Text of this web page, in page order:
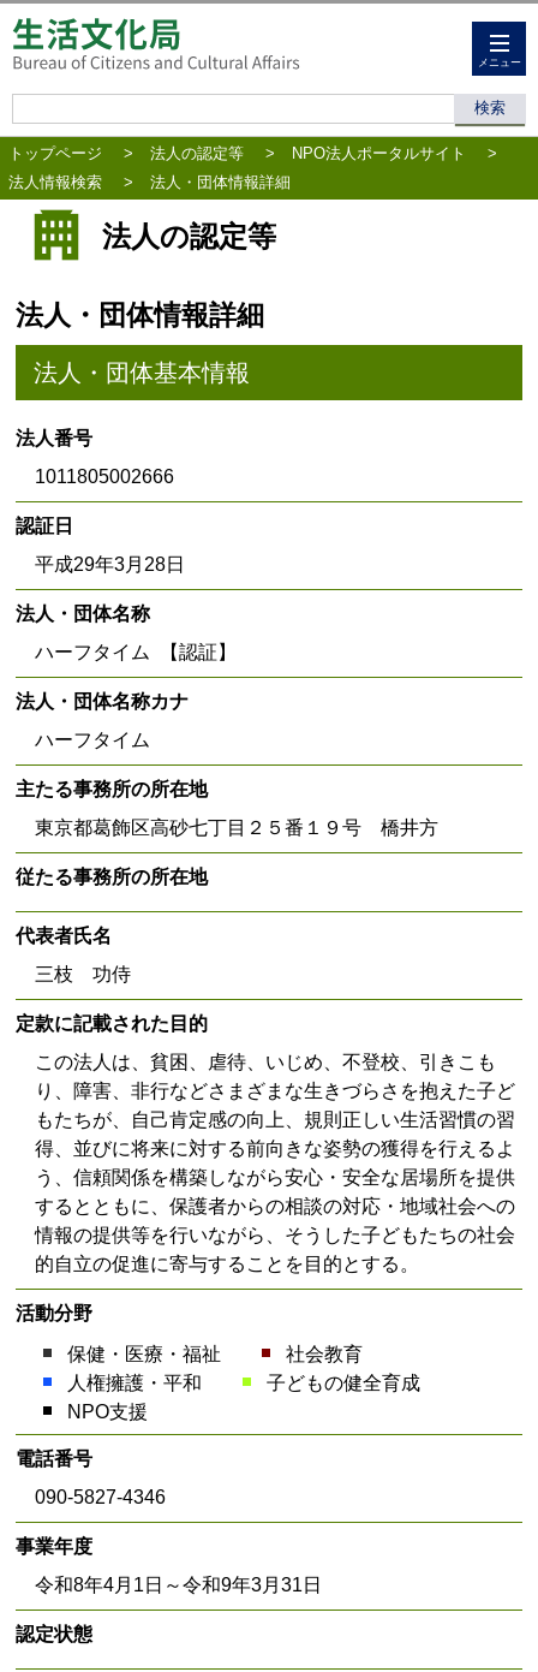
メニュー
トップページ > 法人の認定等 > NPO法人ポータルサイト
>
法人情報検索
> 法人・団体情報詳細
法人の認定等
法人・団体情報詳細
法人・団体基本情報
法人番号
1011805002666
認証日
平成29年3月28日
法人・団体名称
ハーフタイム 【認証】
法人・団体名称カナ
ハーフタイム
主たる事務所の所在地
東京都葛飾区高砂七丁目２５番１９号 橋井方
従たる事務所の所在地
代表者氏名
三枝 功侍
定款に記載された目的
この法人は、貧困、虐待、いじめ、不登校、引きこも
り、障害、非行などさまざまな生きづらさを抱えた子ど
もたちが、自己肯定感の向上、規則正しい生活習慣の習
得、並びに将来に対する前向きな姿勢の獲得を行えるよ
う、信頼関係を構築しながら安心・安全な居場所を提供
するとともに、保護者からの相談の対応・地域社会への
情報の提供等を行いながら、そうした子どもたちの社会
的自立の促進に寄与することを目的とする。
活動分野
保健・医療・福祉
社会教育
人権擁護・平和
子どもの健全育成
NPO支援
電話番号
090-5827-4346
事業年度
令和8年4月1日～令和9年3月31日
認定状態